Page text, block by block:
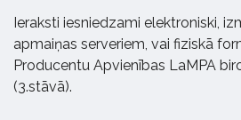
Ieraksti iesniedzami elektroniski,
apmaiņas serveriem, vai fiziskā
Producentu Apvienības LaMPA
(3.stāvā).